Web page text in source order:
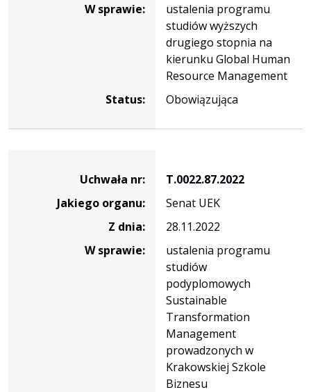
W sprawie:
ustalenia programu
studiów wyższych
drugiego stopnia na
kierunku Global Human
Resource Management
Status:
Obowiązująca
T.0022.87.2022
Uchwała nr:
T.0022.87.2022
Jakiego organu:
Senat UEK
Z dnia:
28.11.2022
W sprawie:
ustalenia programu
studiów
podyplomowych
Sustainable
Transformation
Management
prowadzonych w
Krakowskiej Szkole
Biznesu